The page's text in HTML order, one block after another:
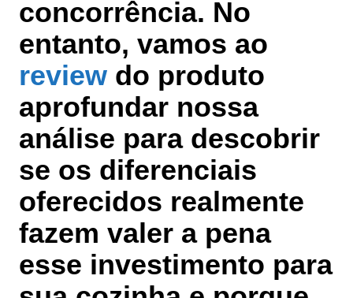
concorrência. No
entanto, vamos ao
review do produto
aprofundar nossa
análise para descobrir
se os diferenciais
oferecidos realmente
fazem valer a pena
esse investimento para